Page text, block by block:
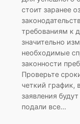
стоит заранее
требованиям к
значительно
необходимые
законности
Проверьте
четкий график,
заявления
подали все…